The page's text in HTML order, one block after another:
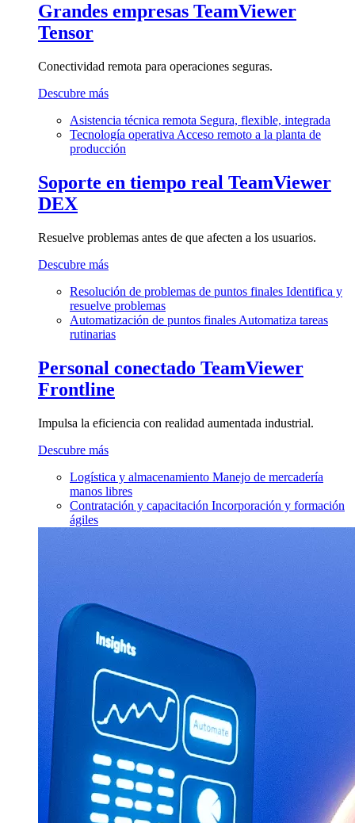
Grandes empresas TeamViewer
Tensor
Conectividad remota para operaciones seguras.
Descubre más
Asistencia técnica remota Segura, flexible, integrada
Tecnología operativa Acceso remoto a la planta de
producción
Soporte en tiempo real TeamViewer
DEX
Resuelve problemas antes de que afecten a los usuarios.
Descubre más
Resolución de problemas de puntos finales Identifica y
resuelve problemas
Automatización de puntos finales Automatiza tareas
rutinarias
Personal conectado TeamViewer
Frontline
Impulsa la eficiencia con realidad aumentada industrial.
Descubre más
Logística y almacenamiento Manejo de mercadería
manos libres
Contratación y capacitación Incorporación y formación
ágiles